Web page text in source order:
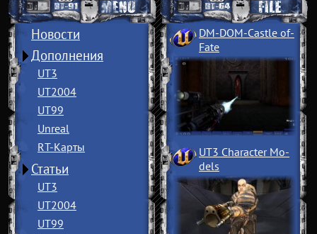
Новости
Дополнения
UT3
UT2004
UT99
Unreal
RT-Карты
Статьи
UT3
UT2004
UT99
DM-DOM-Castle of­
Fate
UT3 Character Mo­
dels